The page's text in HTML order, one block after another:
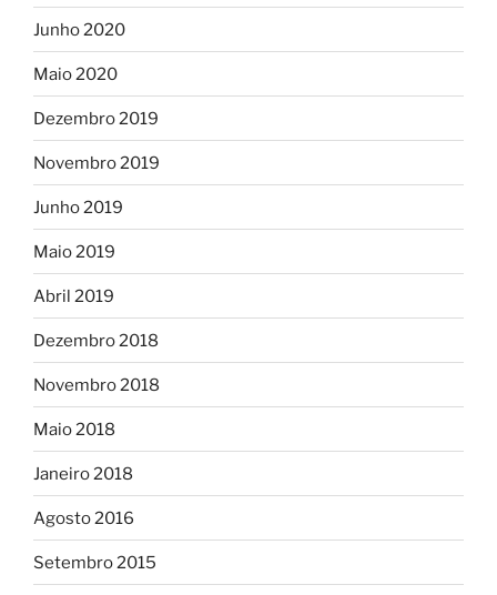
Junho 2020
Maio 2020
Dezembro 2019
Novembro 2019
Junho 2019
Maio 2019
Abril 2019
Dezembro 2018
Novembro 2018
Maio 2018
Janeiro 2018
Agosto 2016
Setembro 2015